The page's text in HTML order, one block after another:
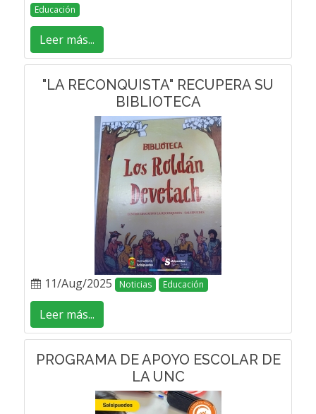
Educación
Leer más...
"LA RECONQUISTA" RECUPERA SU
BIBLIOTECA
11/Aug/2025 Noticias Educación
Leer más...
PROGRAMA DE APOYO ESCOLAR DE
LA UNC